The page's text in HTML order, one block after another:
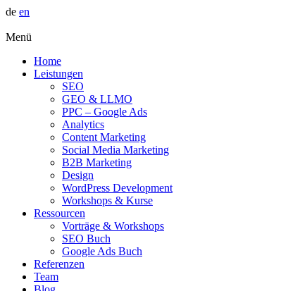
de en
Menü
Home
Leistungen
SEO
GEO & LLMO
PPC – Google Ads
Analytics
Content Marketing
Social Media Marketing
B2B Marketing
Design
WordPress Development
Workshops & Kurse
Ressourcen
Vorträge & Workshops
SEO Buch
Google Ads Buch
Referenzen
Team